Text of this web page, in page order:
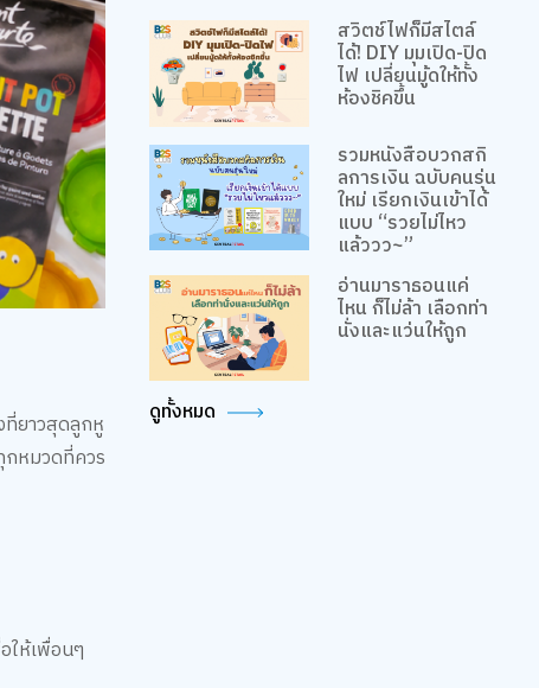
ที่ยาวสุดลูกหู
กหมวดที่ควร
ให้เพื่อนๆ
สวิตช์ไฟก็มีสไตล์
ได้! DIY มุมเปิด-ปิด
ไฟ เปลี่ยนมู้ดให้ทั้ง
ห้องชิคขึ้น
รวมหนังสือบวกสกิ
ลการเงิน ฉบับคนรุ่น
ใหม่ เรียกเงินเข้าได้
แบบ “รวยไม่ไหว
แล้ววว~”
อ่านมาราธอนแค่
ไหน ก็ไม่ล้า เลือกท่า
นั่งและแว่นให้ถูก
ดูทั้งหมด